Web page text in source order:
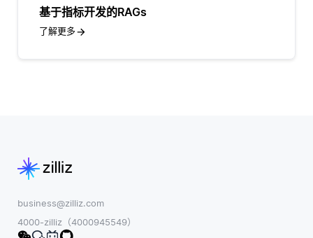
基于指标开发的RAGs
了解更多
business@zilliz.com
4000-zilliz（4000945549）